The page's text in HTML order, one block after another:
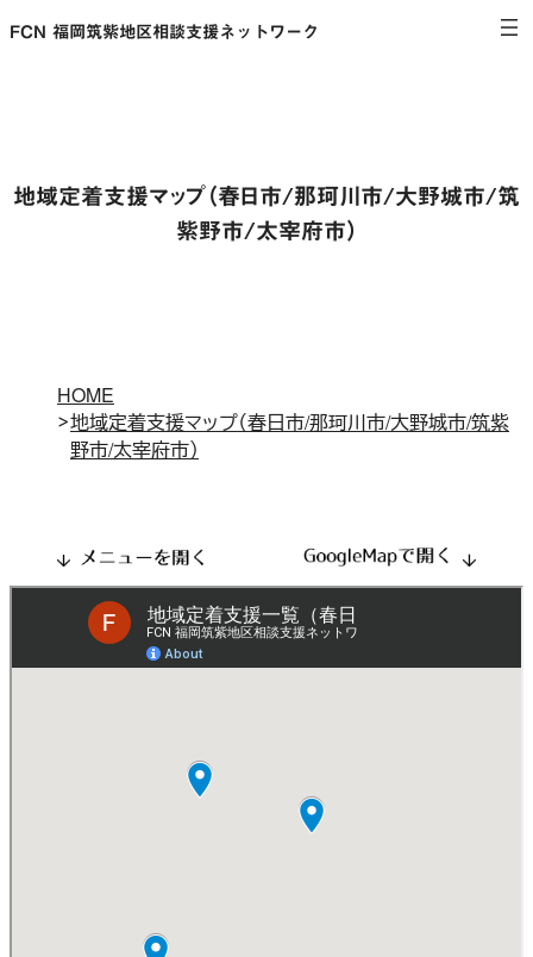
内
プ
FCN 福岡筑紫地区相談支援ネットワーク
地域定着支援マップ（春日市/那珂川市/大野城市/筑
紫野市/太宰府市）
HOME
地域定着支援マップ（春日市/那珂川市/大野城市/筑紫
野市/太宰府市）